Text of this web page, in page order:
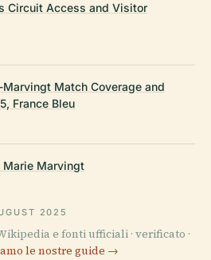
Circuit Access and Visitor
Match Coverage and
France Bleu
Marvingt
2025
e fonti ufficiali · verificato ·
le nostre guide →